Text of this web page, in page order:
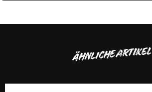
ÄHNLICHE ARTIKEL